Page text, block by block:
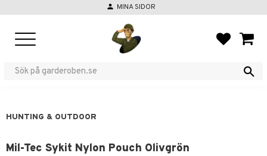
person MINA SIDOR
HUNTING & OUTDOOR
Mil-Tec Sykit Nylon Pouch Olivgrön